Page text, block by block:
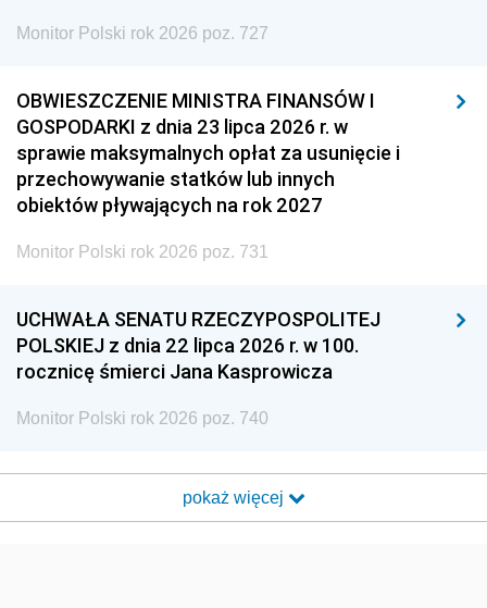
Monitor Polski rok 2026 poz. 727
OBWIESZCZENIE MINISTRA FINANSÓW I
GOSPODARKI z dnia 23 lipca 2026 r. w
sprawie maksymalnych opłat za usunięcie i
przechowywanie statków lub innych
obiektów pływających na rok 2027
Monitor Polski rok 2026 poz. 731
UCHWAŁA SENATU RZECZYPOSPOLITEJ
POLSKIEJ z dnia 22 lipca 2026 r. w 100.
rocznicę śmierci Jana Kasprowicza
Monitor Polski rok 2026 poz. 740
pokaż więcej